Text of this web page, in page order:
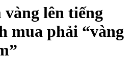
lên tiếng
mua phải “vàng